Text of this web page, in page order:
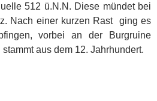
512 ü.N.N. Diese mündet bei
Nach einer kurzen Rast ging es
vorbei an der Burgruine
aus dem 12. Jahrhundert.